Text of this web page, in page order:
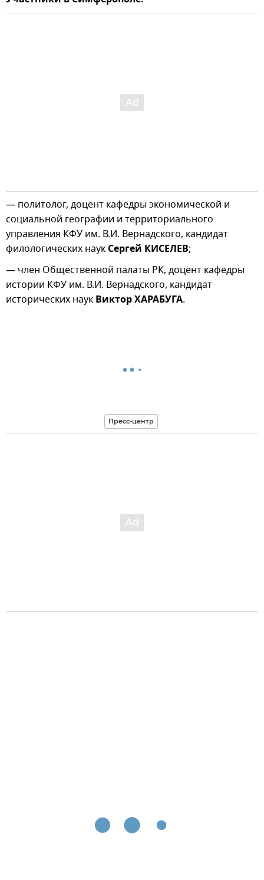
— политолог, доцент кафедры экономической и
социальной географии и территориального
управления КФУ им. В.И. Вернадского, кандидат
филологических наук Сергей КИСЕЛЕВ;
— член Общественной палаты РК, доцент кафедры
истории КФУ им. В.И. Вернадского, кандидат
исторических наук Виктор ХАРАБУГА.
Пресс-центр